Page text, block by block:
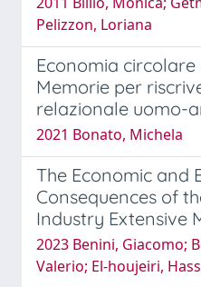
Pelizzon, Loriana
Economia circolare
Memorie per
relazionale uomo-
2021 Bonato, Michela
The Economic and
Consequences of
Industry Extensive
2023 Benini, Giacomo;
Valerio; El‐houjeiri,